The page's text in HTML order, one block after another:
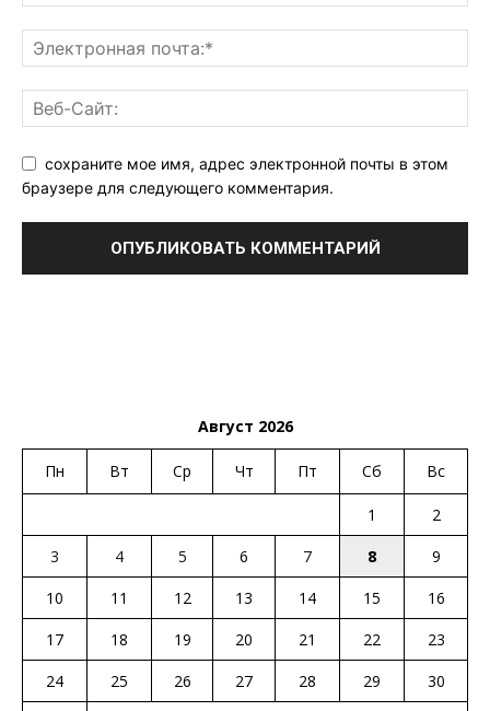
сохраните мое имя, адрес электронной почты в этом
браузере для следующего комментария.
Август 2026
Пн Вт Ср Чт Пт Сб Вс
1
2
3
4 5 6 7 8
9
10
11 12 13 14 15
16
17
18 19 20 21 22
23
24
25 26 27 28 29
30